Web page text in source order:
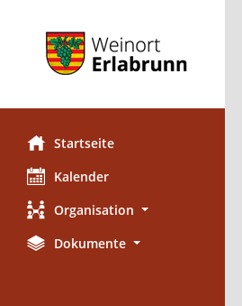
Startseite
Kalender
Organisation
Dokumente